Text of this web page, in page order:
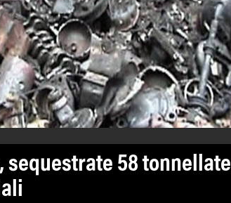
sequestrate 58 tonnellate